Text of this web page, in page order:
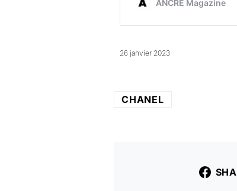
26 janvier 2023
CHANEL